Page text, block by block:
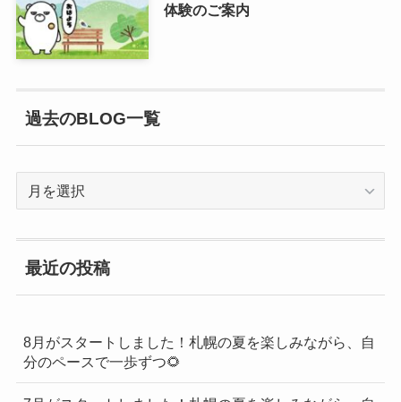
体験のご案内
過去のBLOG一覧
一
覧
最近の投稿
8月がスタートしました！札幌の夏を楽しみながら、自
分のペースで一歩ずつ🌻